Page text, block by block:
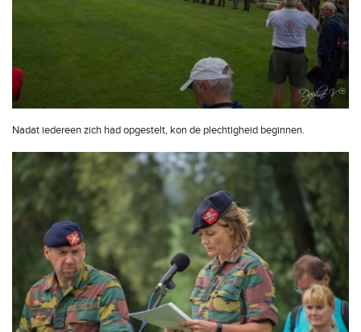
Nadat iedereen zich had opgestelt, kon de plechtigheid beginnen.